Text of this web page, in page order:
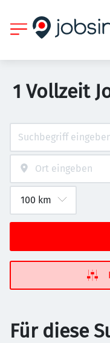
1 Vollzeit
Für diese